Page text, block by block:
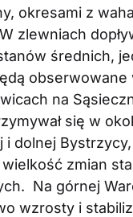
okresami z
zlewniach
średnich,
na
się w
i dolnej
zmian
Na górnej
wzrosty i